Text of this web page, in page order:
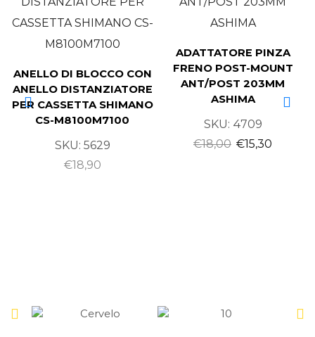
ANELLO DI BLOCCO CON
ANELLO DISTANZIATORE
PER CASSETTA SHIMANO
CS-M8100M7100
SKU: 5629
€18,90
ADATTATORE PINZA
FRENO POST-MOUNT
ANT/POST 203MM
ASHIMA
SKU: 4709
€18,00 €15,30